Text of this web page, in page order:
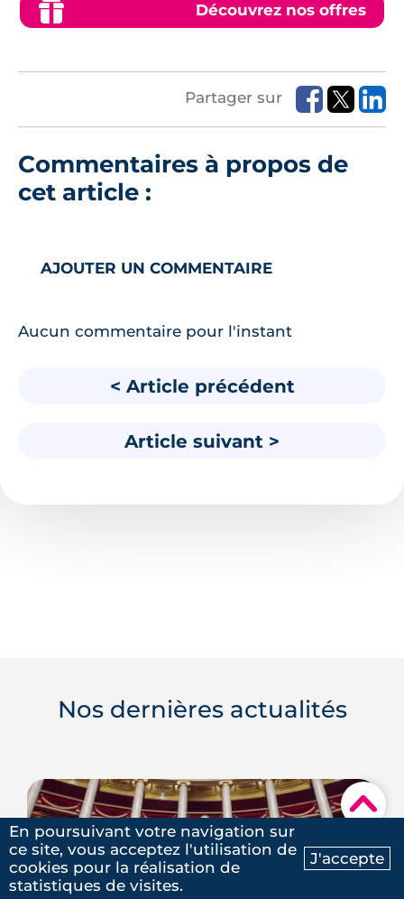
Ma recherche Contactez-nous
▾
Découvrez nos offres
Partager sur
Commentaires à propos de
cet article :
AJOUTER UN COMMENTAIRE
Aucun commentaire pour l'instant
< Article précédent
Article suivant >
Nos dernières actualités
En poursuivant votre navigation sur
ce site, vous acceptez l'utilisation de
cookies pour la réalisation de
statistiques de visites.
J'accepte